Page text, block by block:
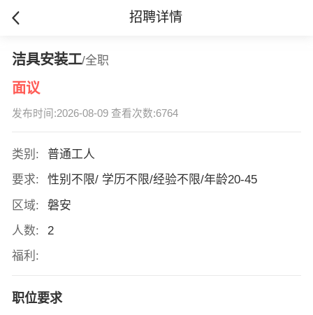
招聘详情
洁具安装工/全职
面议
发布时间:2026-08-09 查看次数:6764
类别:
普通工人
要求:
性别不限/ 学历不限/经验不限/年龄20-45
区域:
磐安
人数:
2
福利:
职位要求